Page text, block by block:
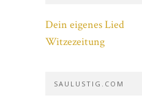
Dein eigenes Lied
Witzezeitung
SAULUSTIG.COM